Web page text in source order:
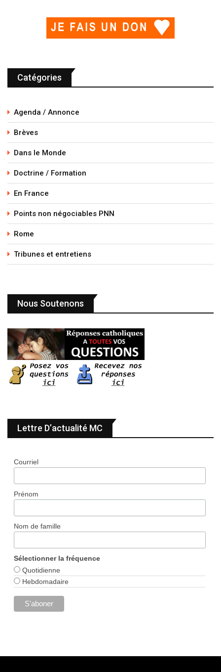
Catégories
Agenda / Annonce
Brèves
Dans le Monde
Doctrine / Formation
En France
Points non négociables PNN
Rome
Tribunes et entretiens
Nous Soutenons
Lettre D’actualité MC
Courriel
Prénom
Nom de famille
Sélectionner la fréquence
Quotidienne
Hebdomadaire